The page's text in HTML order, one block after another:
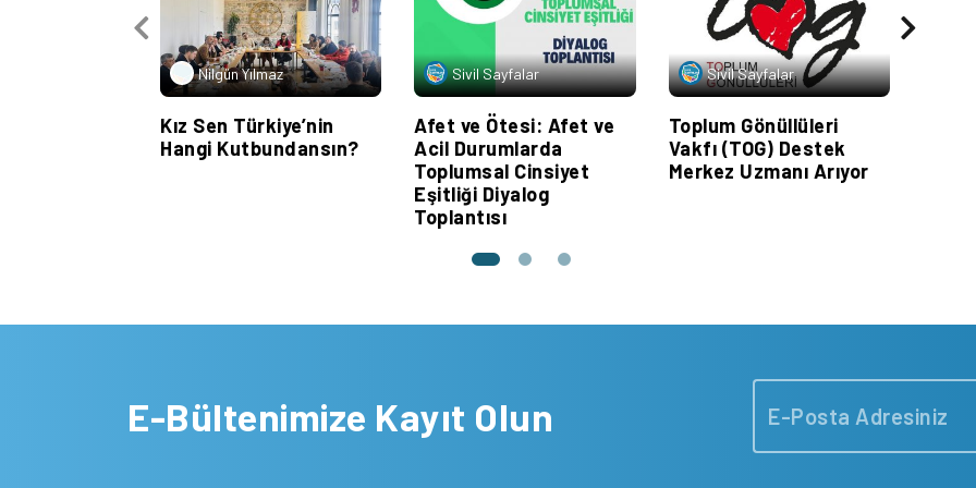
Nilgün Yılmaz
Kız Sen Türkiye’nin
Hangi Kutbundansın?
Sivil Sayfalar
Afet ve Ötesi: Afet ve
Acil Durumlarda
Toplumsal Cinsiyet
Eşitliği Diyalog
Toplantısı
Sivil Sayfalar
Toplum Gönüllüleri
Vakfı (TOG) Destek
Merkez Uzmanı Arıyor
E-Bültenimize Kayıt Olun